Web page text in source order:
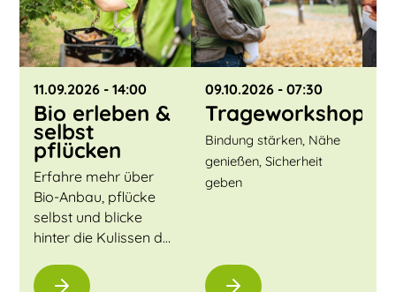
11.09.2026 - 14:00
Bio erleben &
selbst
pflücken
Erfahre mehr über
Bio-Anbau, pflücke
selbst und blicke
hinter die Kulissen der
09.10.2026 - 07:30
Trageworkshop
Bindung stärken, Nähe
genießen, Sicherheit
geben